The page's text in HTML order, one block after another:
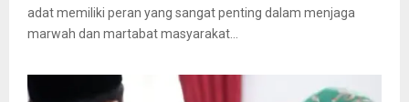
adat memiliki peran yang sangat penting dalam menjaga
marwah dan martabat masyarakat...